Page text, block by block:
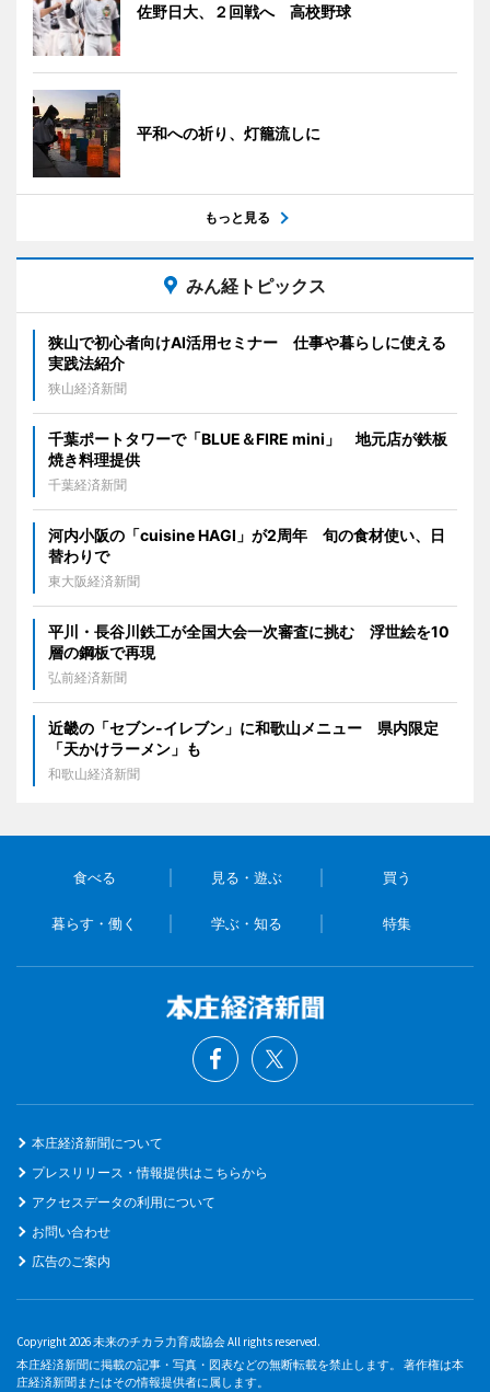
佐野日大、２回戦へ 高校野球
平和への祈り、灯籠流しに
もっと見る
みん経トピックス
狭山で初心者向けAI活用セミナー 仕事や暮らしに使える
実践法紹介
狭山経済新聞
千葉ポートタワーで「BLUE＆FIRE mini」 地元店が鉄板
焼き料理提供
千葉経済新聞
河内小阪の「cuisine HAGI」が2周年 旬の食材使い、日
替わりで
東大阪経済新聞
平川・長谷川鉄工が全国大会一次審査に挑む 浮世絵を10
層の鋼板で再現
弘前経済新聞
近畿の「セブン-イレブン」に和歌山メニュー 県内限定
「天かけラーメン」も
和歌山経済新聞
食べる 見る・遊ぶ 買う
暮らす・働く 学ぶ・知る 特集
本庄経済新聞について
プレスリリース・情報提供はこちらから
アクセスデータの利用について
お問い合わせ
広告のご案内
Copyright 2026 未来のチカラ力育成協会 All rights reserved.
本庄経済新聞に掲載の記事・写真・図表などの無断転載を禁止します。 著作権は本
庄経済新聞またはその情報提供者に属します。